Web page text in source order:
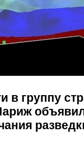
в группу